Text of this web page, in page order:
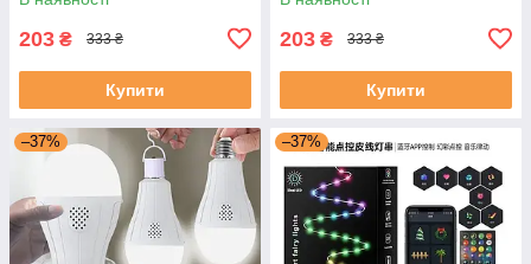
203 ₴ 333 ₴
Купити
203 ₴ 333 ₴
Купити
–37% –37%